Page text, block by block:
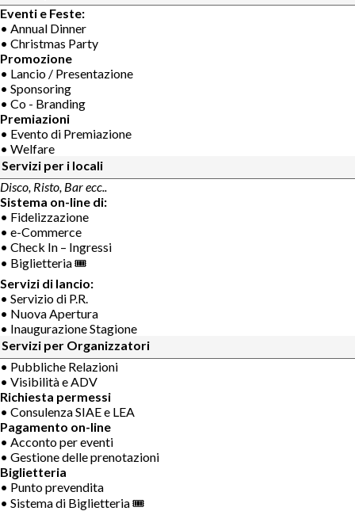
Eventi e Feste:
• Annual Dinner
• Christmas Party
Promozione
• Lancio / Presentazione
• Sponsoring
• Co - Branding
Premiazioni
• Evento di Premiazione
• Welfare
Servizi per i locali
Disco, Risto, Bar ecc..
Sistema on-line di:
• Fidelizzazione
• e-Commerce
• Check In – Ingressi
• Biglietteria 🎟
Servizi di lancio:
• Servizio di P.R.
• Nuova Apertura
• Inaugurazione Stagione
Servizi per Organizzatori
• Pubbliche Relazioni
• Visibilità e ADV
Richiesta permessi
• Consulenza SIAE e LEA
Pagamento on-line
• Acconto per eventi
• Gestione delle prenotazioni
Biglietteria
• Punto prevendita
• Sistema di Biglietteria 🎟